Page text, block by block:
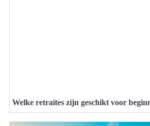
Welke retraites zijn geschikt voor